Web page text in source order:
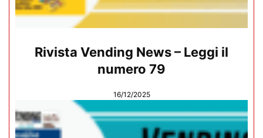
Rivista Vending News – Leggi il
numero 79
16/12/2025